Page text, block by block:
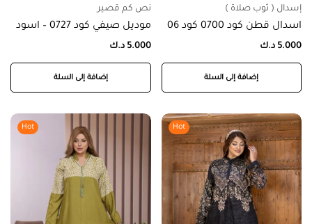
إسدال ( ثوب صلاة )
اسدال قطن كود 0700 كود 06
5.000 د.ك
إضافة إلى السلة
نص كم قصير
موديل صيفي كود 0727 – اسود
5.000 د.ك
إضافة إلى السلة
Hot
Hot